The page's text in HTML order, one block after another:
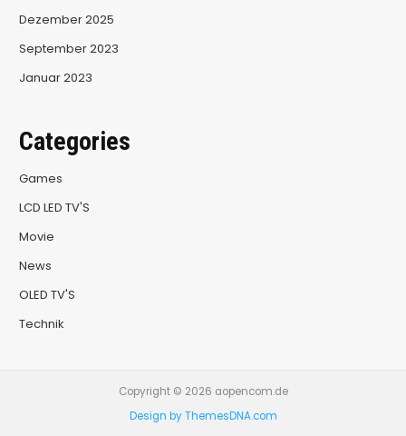
Dezember 2025
September 2023
Januar 2023
Categories
Games
LCD LED TV'S
Movie
News
OLED TV'S
Technik
Copyright © 2026 aopencom.de
Design by ThemesDNA.com